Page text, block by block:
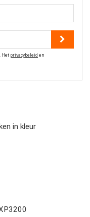
Het privacybeleid en
in kleur